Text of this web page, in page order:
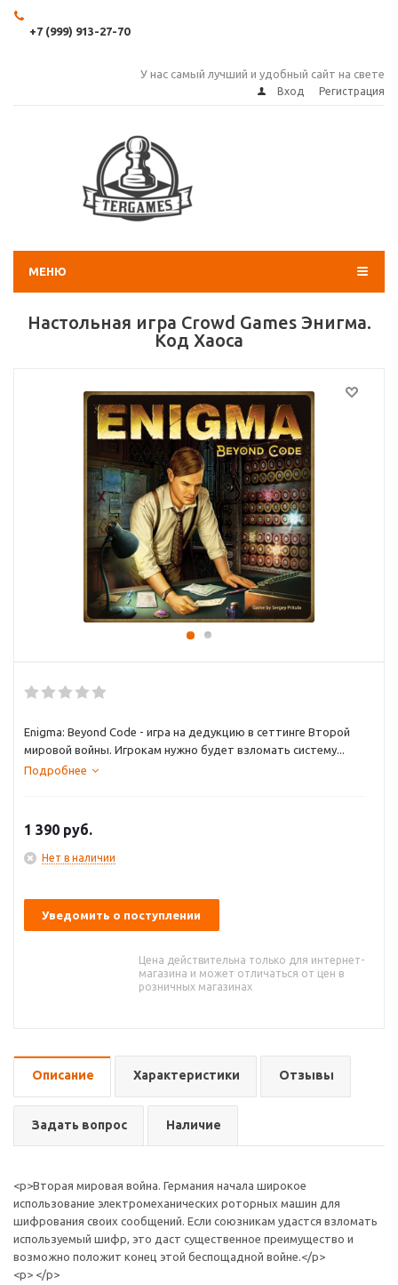
+7 (999) 913-27-70
У нас самый лучший и удобный сайт на свете
Вход Регистрация
МЕНЮ
Настольная игра Crowd Games Энигма.
Код Хаоса
Enigma: Beyond Code - игра на дедукцию в сеттинге Второй
мировой войны. Игрокам нужно будет взломать систему...
Подробнее
1 390 руб.
Нет в наличии
Уведомить о поступлении
Цена действительна только для интернет-
магазина и может отличаться от цен в
розничных магазинах
Описание Характеристики Отзывы
Задать вопрос Наличие
<p>Вторая мировая война. Германия начала широкое
использование электромеханических роторных машин для
шифрования своих сообщений. Если союзникам удастся взломать
используемый шифр, это даст существенное преимущество и
возможно положит конец этой беспощадной войне.</p>
<p> </p>